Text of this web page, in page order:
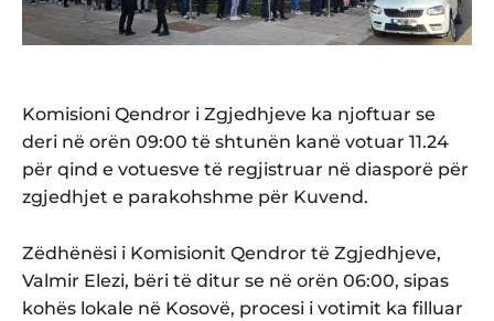
Komisioni Qendror i Zgjedhjeve ka njoftuar se
deri në orën 09:00 të shtunën kanë votuar 11.24
për qind e votuesve të regjistruar në diasporë për
zgjedhjet e parakohshme për Kuvend.
Zëdhënësi i Komisionit Qendror të Zgjedhjeve,
Valmir Elezi, bëri të ditur se në orën 06:00, sipas
kohës lokale në Kosovë, procesi i votimit ka filluar